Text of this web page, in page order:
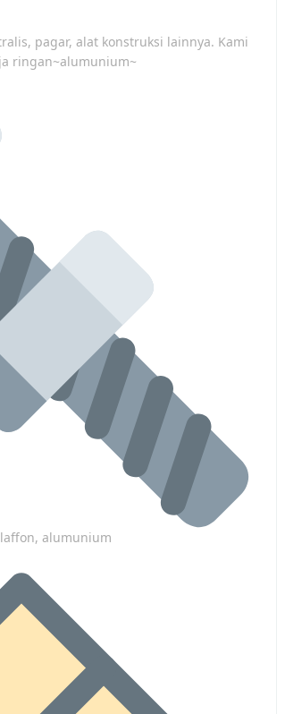
pagar, alat konstruksi lainnya. Kami
ringan~alumunium~
alumunium